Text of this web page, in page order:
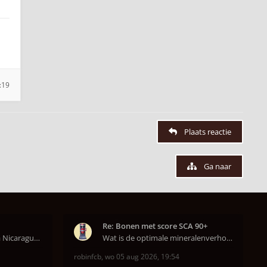
Plaats reactie
Ga naar
Ik heb nu een Burundi en Nicaragua van het hoofdkw
Re: Bonen met score SCA 90+
Wat is de optimale mineralenverhouding volgens j
robinfcb, wo 05 aug 2026, 19:54